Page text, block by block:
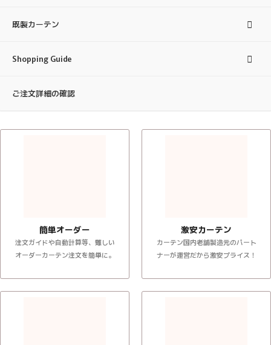
既製カーテン
Shopping Guide
ご注文詳細の確認
簡単オーダー
注文ガイドや自動計算等、難しい
オーダーカーテン注文を簡単に。
激安カーテン
カーテン国内老舗製造元のパート
ナーが運営だから激安プライス！